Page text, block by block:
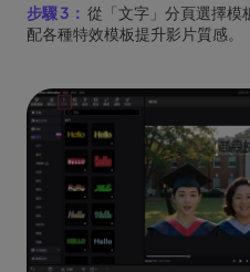
步驟 3： 從「文字」分頁選擇模
配各種特效模板提升影片質感。